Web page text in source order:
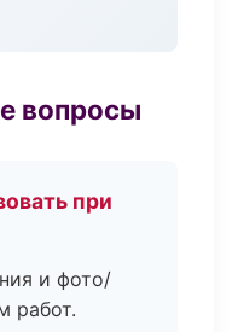
вопросы
при
и фото/
работ.